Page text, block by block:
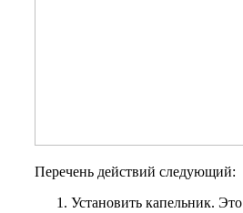
Перечень действий следующий:
Установить капельник. Это